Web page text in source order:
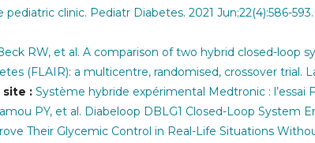
clinic. Pediatr Diabetes. 2021 Jun;22(4):586-593.
RW, et al. A comparison of two hybrid closed-loop
(FLAIR): a multicentre, randomised, crossover trial.
site : Système hybride expérimental Medtronic : l’essai
PY, et al. Diabeloop DBLG1 Closed-Loop System
Their Glycemic Control in Real-Life Situations